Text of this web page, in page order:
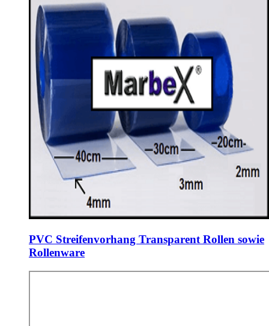
PVC Streifenvorhang Transparent Rollen sowie
Rollenware